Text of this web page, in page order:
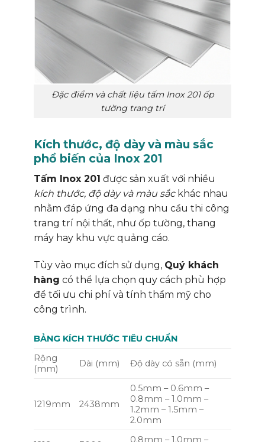
Đặc điểm và chất liệu tấm Inox 201 ốp
tường trang trí
Kích thước, độ dày và màu sắc
phổ biến của Inox 201
Tấm Inox 201 được sản xuất với nhiều
kích thước, độ dày và màu sắckhác nhau
nhằm đáp ứng đa dạng nhu cầu thi công
trang trí nội thất, như ốp tường, thang
máy hay khu vực quảng cáo.
Tùy vào mục đích sử dụng, Quý khách
hàng có thể lựa chọn quy cách phù hợp
để tối ưu chi phí và tính thẩm mỹ cho
công trình.
BẢNG KÍCH THƯỚC TIÊU CHUẨN
Rộng
(mm)
Dài (mm) Độ dày có sẵn (mm)
1219mm 2438mm
0.5mm – 0.6mm –
0.8mm – 1.0mm –
1.2mm – 1.5mm –
2.0mm
0.8mm – 1.0mm –